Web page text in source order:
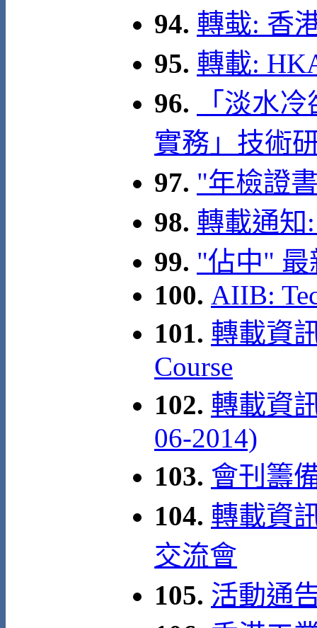
94. 轉蛓: 香
95. 轉載:
96.
「淡水
實務」技術
97. "年檢證
98. 轉載通知
99. "佔中" 最
100. AIIB:
101. 轉載資
Course
102. 轉載資
06-2014)
103. 會刊籌
104. 轉載資
交流會
105. 活動通